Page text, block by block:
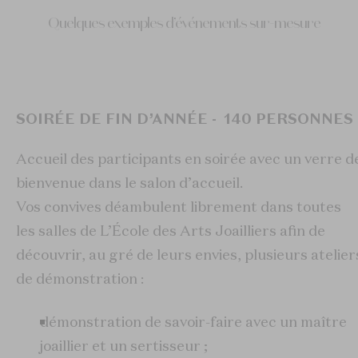
Quelques exemples d’événements sur-mesure
SOIRÉE DE FIN D’ANNÉE - 140 PERSONNES
Accueil des participants en soirée avec un verre
bienvenue dans le salon d’accueil.
Vos convives déambulent librement dans toutes
les salles de L’École des Arts Joailliers afin de
découvrir, au gré de leurs envies, plusieurs
de démonstration :
démonstration de savoir-faire avec un maître
joaillier et un sertisseur ;